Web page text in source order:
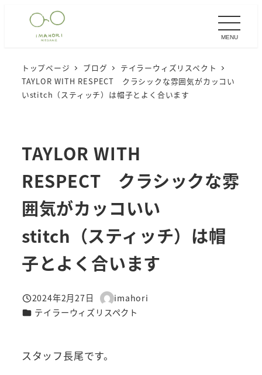
MENU
トップページ ブログ
テイラーウィズリスペクト
TAYLOR WITH RESPECT クラシックな雰囲気がカッコい
いstitch（スティッチ）は帽子とよく合います
TAYLOR WITH
RESPECT クラシックな雰
囲気がカッコいい
stitch（スティッチ）は帽
子とよく合います
投稿日
2024年2月27日
著
者
imahori
カテゴリー
テイラーウィズリスペクト
スタッフ長尾です。